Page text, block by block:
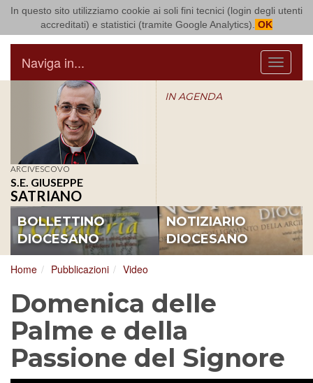
In questo sito utilizziamo cookie ai soli fini tecnici (login degli utenti
accreditati) e statistici (tramite Google Analytics). OK
Arcidiocesi di Bari Bitonto
Menu
Naviga in...
ARCIVESCOVO
S.E. GIUSEPPE
SATRIANO
IN AGENDA
BOLLETTINO
DIOCESANO
NOTIZIARIO
DIOCESANO
Home Pubblicazioni Video
Domenica delle
Palme e della
Passione del Signore